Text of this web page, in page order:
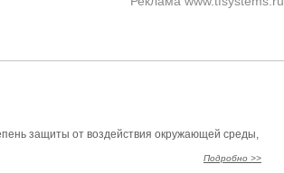
защиты от воздействия окружающей среды,
Подробно >>